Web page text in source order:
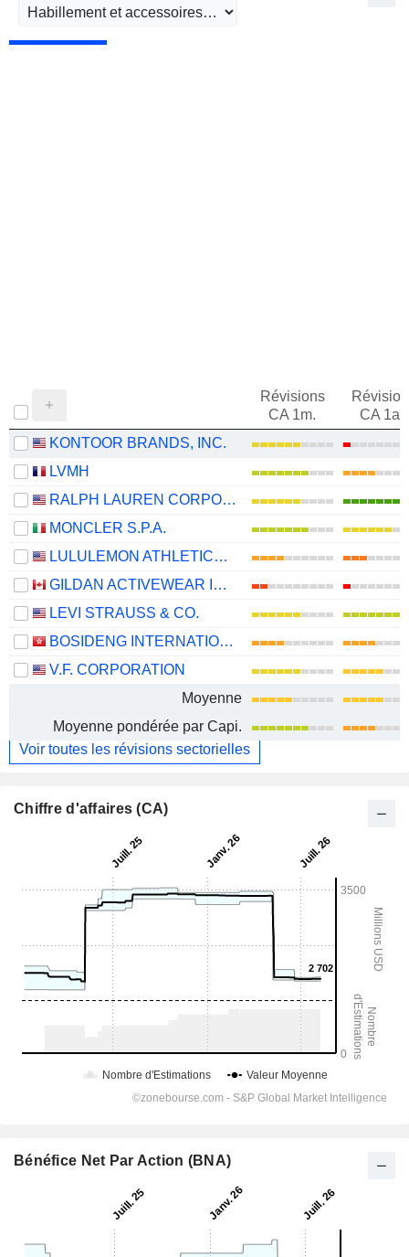
Révisions
CA 1m.
CA 1an
KONTOOR BRANDS, INC.
LVMH
RALPH LAUREN CORPORATION
MONCLER S.P.A.
LULULEMON ATHLETICA INC.
GILDAN ACTIVEWEAR INC.
LEVI STRAUSS & CO.
BOSIDENG INTERNATIONAL HOLDINGS LIMITED
V.F. CORPORATION
Moyenne
Moyenne pondérée par Capi.
Voir toutes les révisions sectorielles
Chiffre d'affaires (CA)
Bénéfice Net Par Action (BNA)